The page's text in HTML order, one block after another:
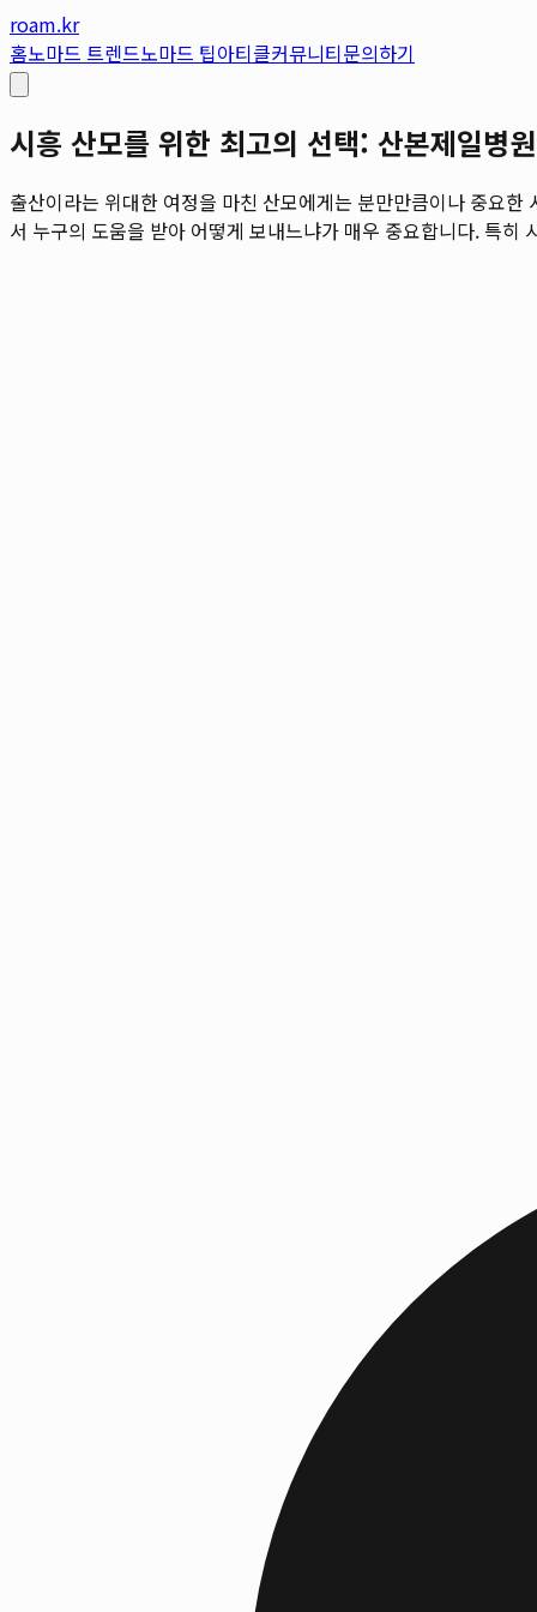
roam.kr
홈노마드 트렌드노마드 팁아티클커뮤니티문의하기
시흥 산모를 위한 최고의 선택: 산본제일병
출산이라는 위대한 여정을 마친 산모에게는 분만만큼이나 중요
서 누구의 도움을 받아 어떻게 보내느냐가 매우 중요합니다. 특히